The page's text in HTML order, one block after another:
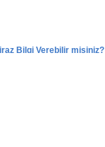
Bilgi Verebilir misiniz?